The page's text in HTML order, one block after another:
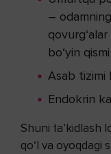
–
bo‘yin
Asab tizimi
Endokrin
Shuni ta’kidlash
qo‘l va oyoqdagi